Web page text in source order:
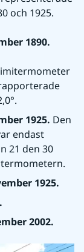
och 1925.
1925. Den
endast
21 den 30
1925.
2002.